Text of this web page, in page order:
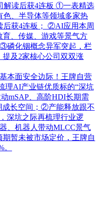
解读后获4连板 ①一表精选
、半导体等领域多家热
后获4连板； ②AI应用本周
、传媒、游戏等景气方
磷化铟概念异军突起，栏
提及2家核心公司双双涨
本面安全边际！王牌自营
理AI产业链优质标的“深坑
mSAP、高阶HDI长期需
成长空间；②产能释放跟不
深坑之际再梳理行业逻
、机器人带动MLCC景气
暂未被市场定价，王牌自